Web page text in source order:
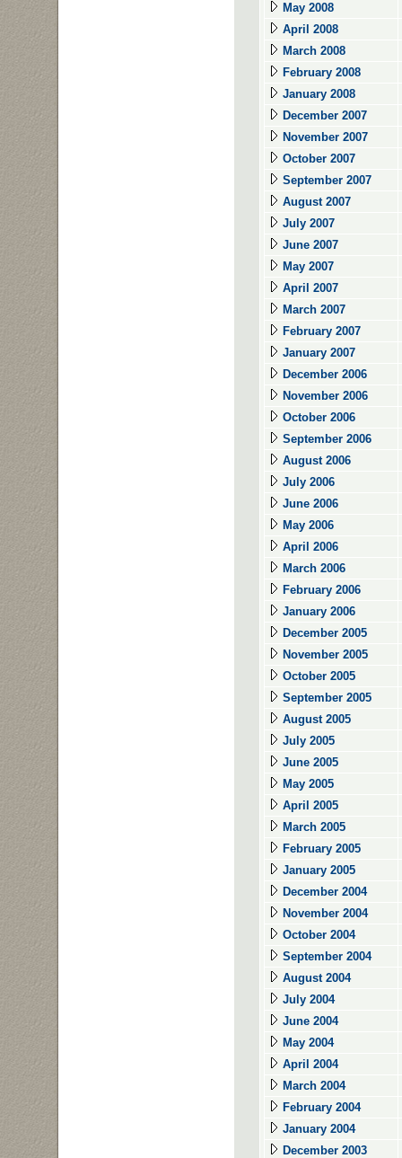
May 2008
April 2008
March 2008
February 2008
January 2008
December 2007
November 2007
October 2007
September 2007
August 2007
July 2007
June 2007
May 2007
April 2007
March 2007
February 2007
January 2007
December 2006
November 2006
October 2006
September 2006
August 2006
July 2006
June 2006
May 2006
April 2006
March 2006
February 2006
January 2006
December 2005
November 2005
October 2005
September 2005
August 2005
July 2005
June 2005
May 2005
April 2005
March 2005
February 2005
January 2005
December 2004
November 2004
October 2004
September 2004
August 2004
July 2004
June 2004
May 2004
April 2004
March 2004
February 2004
January 2004
December 2003